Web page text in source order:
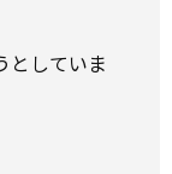
としていま